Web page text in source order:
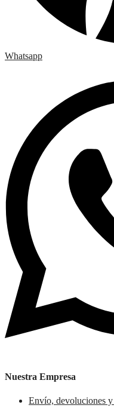
Whatsapp
Nuestra Empresa
Envío, devoluciones